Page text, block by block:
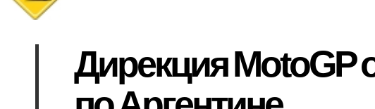
Дирекция MotoGP